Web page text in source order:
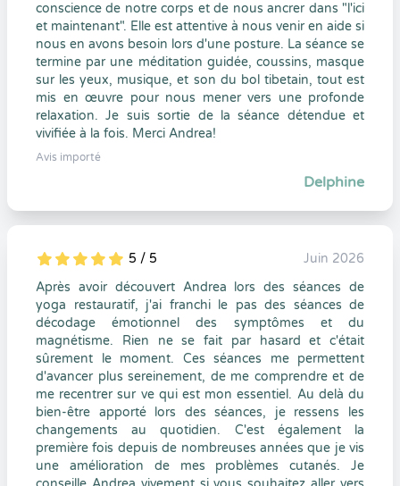
conscience de notre corps et de nous ancrer dans "l'ici
et maintenant". Elle est attentive à nous venir en aide si
nous en avons besoin lors d'une posture. La séance se
termine par une méditation guidée, coussins, masque
sur les yeux, musique, et son du bol tibetain, tout est
mis en œuvre pour nous mener vers une profonde
relaxation. Je suis sortie de la séance détendue et
vivifiée à la fois. Merci Andrea!
Avis importé
Delphine
5
1
5
0 5 / 5
Juin 2026
Après avoir découvert Andrea lors des séances de
yoga restauratif, j'ai franchi le pas des séances de
décodage émotionnel des symptômes et du
magnétisme. Rien ne se fait par hasard et c'était
sûrement le moment. Ces séances me permettent
d'avancer plus sereinement, de me comprendre et de
me recentrer sur ve qui est mon essentiel. Au delà du
bien-être apporté lors des séances, je ressens les
changements au quotidien. C'est également la
première fois depuis de nombreuses années que je vis
une amélioration de mes problèmes cutanés. Je